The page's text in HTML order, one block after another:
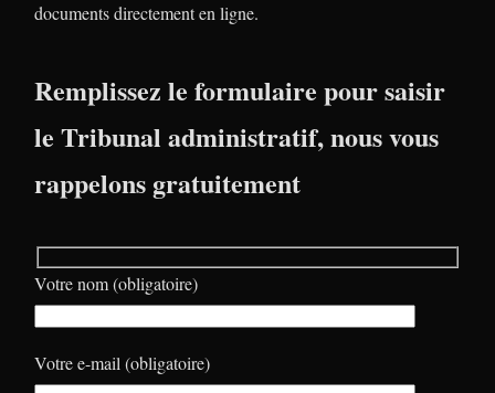
documents directement en ligne.
Remplissez le formulaire pour saisir
le Tribunal administratif, nous vous
rappelons gratuitement
Votre nom (obligatoire)
Votre e-mail (obligatoire)